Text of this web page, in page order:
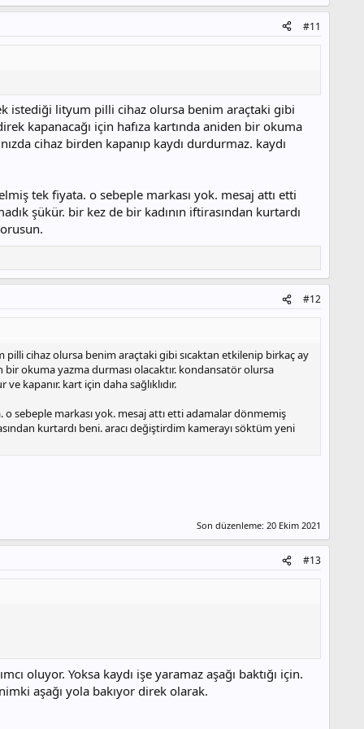
#11
istediği lityum pilli cihaz olursa benim araçtaki gibi
kapanacağı için hafıza kartında aniden bir okuma
cihaz birden kapanıp kaydı durdurmaz. kaydı
tek fiyata. o sebeple markası yok. mesaj attı etti
şükür. bir kez de bir kadının iftirasından kurtardı
#12
cihaz olursa benim araçtaki gibi sıcaktan etkilenip birkaç ay
okuma yazma durması olacaktır. kondansatör olursa
kapanır. kart için daha sağlıklıdır.
sebeple markası yok. mesaj attı etti adamalar dönmemiş
kurtardı beni. aracı değiştirdim kamerayı söktüm yeni
Son düzenleme: 20 Ekim 2021
#13
oluyor. Yoksa kaydı işe yaramaz aşağı baktığı için.
aşağı yola bakıyor direk olarak.